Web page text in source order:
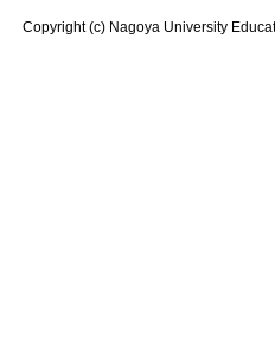
Copyright (c) Nagoya University